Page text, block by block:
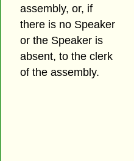
assembly, or, if
there is no Speaker
or the Speaker is
absent, to the clerk
of the assembly.